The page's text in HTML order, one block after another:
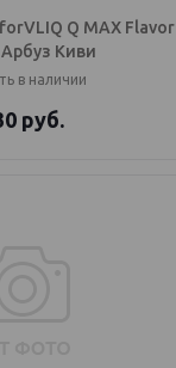
Q MAX Flavor
Киви
в наличии
руб.